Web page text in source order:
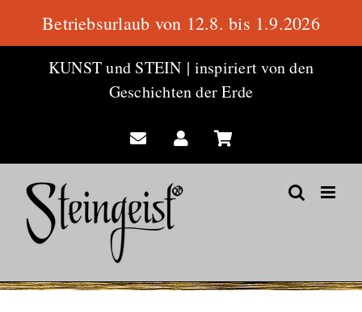
KUNST und STEIN | inspiriert von den
Geschichten der Erde
Betriebsurlaub von 12.8. bis 1.9.2026